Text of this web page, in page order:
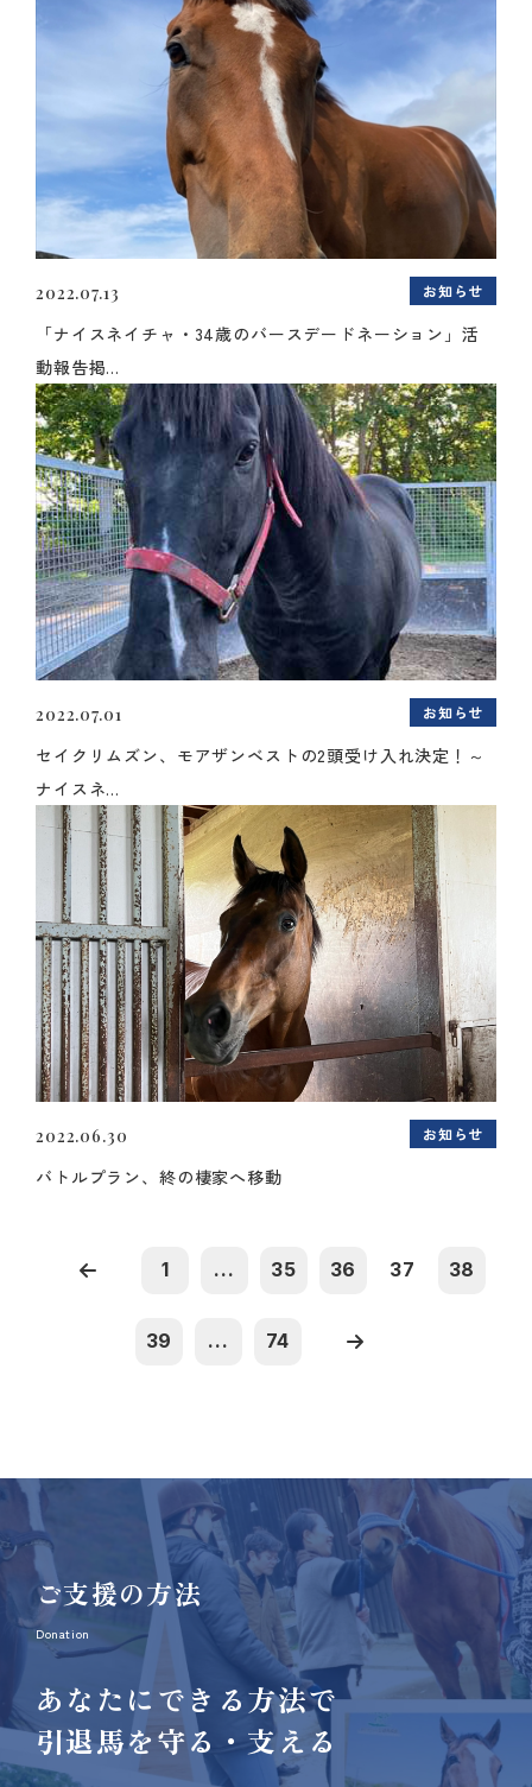
2022.07.13 お知らせ
「ナイスネイチャ・34歳のバースデードネーション」活
動報告掲...
2022.07.01 お知らせ
セイクリムズン、モアザンベストの2頭受け入れ決定！～
ナイスネ...
2022.06.30 お知らせ
バトルプラン、終の棲家へ移動
1 ... 35 36 37 38
39 ... 74
ご支援の方法
Donation
あなたにできる方法で
引退馬を守る・支える